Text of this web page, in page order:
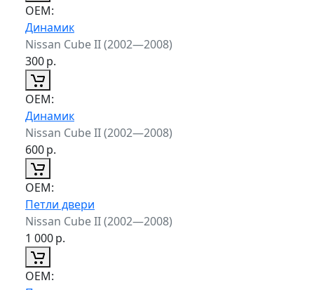
ОЕМ:
Динамик
Nissan Cube II (2002—2008)
300р.
ОЕМ:
Динамик
Nissan Cube II (2002—2008)
600р.
ОЕМ:
Петли двери
Nissan Cube II (2002—2008)
1 000р.
ОЕМ: